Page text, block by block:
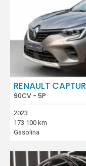
RENAULT CAPTUR
90CV - 5P
2023
173.100 km
Gasolina